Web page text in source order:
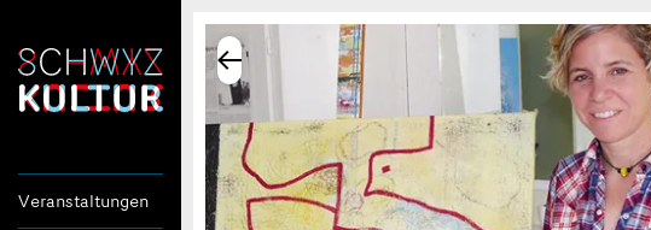
Veranstaltungen